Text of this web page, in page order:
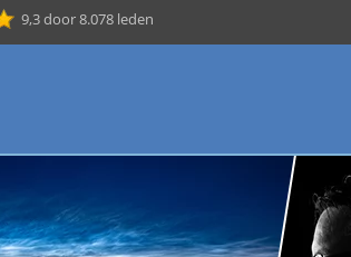
9,3door 8.078 leden